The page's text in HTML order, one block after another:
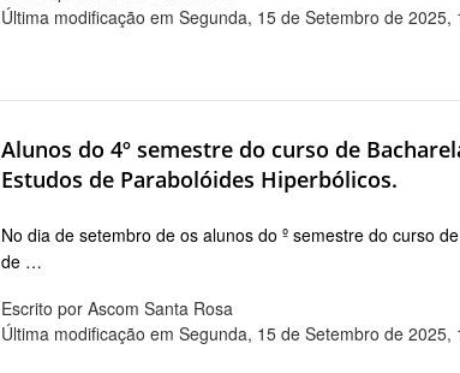
Última modificação em Segunda, 15 de Setembro de 2025,
Alunos do 4º semestre do curso de
Estudos de Parabolóides Hiperbólicos.
No dia de setembro de os alunos do º semestre do curso
de …
Escrito por Ascom Santa Rosa
Última modificação em Segunda, 15 de Setembro de 2025,